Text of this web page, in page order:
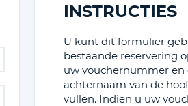
HUIDIG
NIEUW
WACHTWOORD
INLOGGEN
INSTRUCTIES
U kunt dit formulier
bestaande reservering
uw vouchernummer en
achternaam van de
vullen. Indien u uw